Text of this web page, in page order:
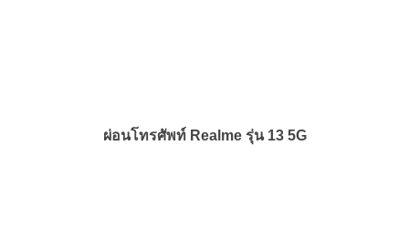
ผ่อนโทรศัพท์ Realme รุ่น 13 5G